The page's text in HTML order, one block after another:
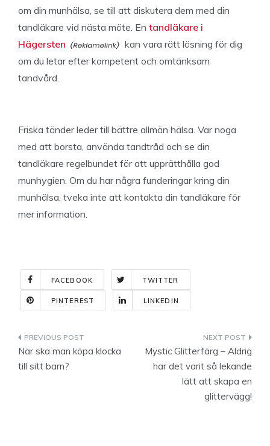
om din munhälsa, se till att diskutera dem med din
tandläkare vid nästa möte. En tandläkare i
Hägersten
kan vara rätt lösning för dig
om du letar efter kompetent och omtänksam
tandvård.
Friska tänder leder till bättre allmän hälsa. Var noga
med att borsta, använda tandtråd och se din
tandläkare regelbundet för att upprätthålla god
munhygien. Om du har några funderingar kring din
munhälsa, tveka inte att kontakta din tandläkare för
mer information.
FACEBOOK TWITTER
PINTEREST LINKEDIN
Indlægsnavigation
När ska man köpa klocka
till sitt barn?
Mystic Glitterfärg – Aldrig
har det varit så lekande
lätt att skapa en
glittervägg!